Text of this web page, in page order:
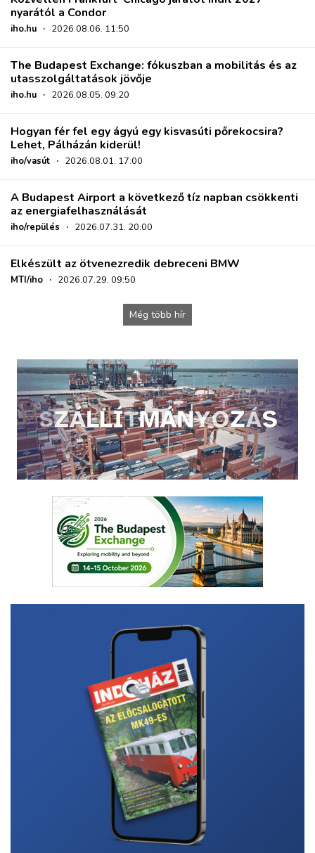
nyarától a Condor
iho.hu · 2026.08.06. 11:50
The Budapest Exchange: fókuszban a mobilitás és az
utasszolgáltatások jövője
iho.hu · 2026.08.05. 09:20
Hogyan fér fel egy ágyú egy kisvasúti pőrekocsira?
Lehet, Pálházán kiderül!
iho/vasút · 2026.08.01. 17:00
A Budapest Airport a következő tíz napban csökkenti
az energiafelhasználását
iho/repülés · 2026.07.31. 20:00
Elkészült az ötvenezredik debreceni BMW
MTI/iho · 2026.07.29. 09:50
Még több hír